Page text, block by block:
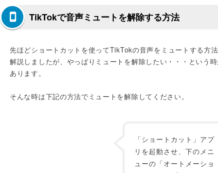
TikTokで音声ミュートを解除する方法
先ほどショートカットを使ってTikTokの音声をミュートする方
解説しましたが、やっぱりミュートを解除したい・・・という
あります。
そんな時は下記の方法でミュートを解除してください。
「ショートカット」アプ
リを起動させ、下のメニ
ューの「オートメーショ